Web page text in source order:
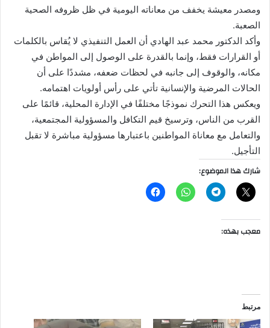
ومصدر معيشة يخفف من معاناته اليومية في ظل ظروفه الصحية
الصعبة.
وأكد الدكتور محمد عبد الهادي أن العمل التنفيذي لا يُقاس بالكلمات
أو القرارات فقط، وإنما بالقدرة على الوصول إلى المواطن في
مكانه، والوقوف إلى جانبه في لحظات ضعفه، مشددًا على أن
الحالات المرضية والإنسانية تأتي على رأس أولويات اهتمامه.
ويعكس هذا التحرك نموذجًا مختلفًا في الإدارة المحلية، قائمًا على
القرب من الناس، وترسيخ قيم التكافل والمسؤولية المجتمعية،
والتعامل مع معاناة المواطنين باعتبارها مسؤولية مباشرة لا تقبل
التأجيل.
شارك هذا الموضوع:
معجب بهذه:
مرتبط